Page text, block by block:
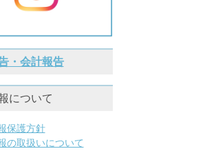
・会計報告
について
保護方針
の取扱いについて